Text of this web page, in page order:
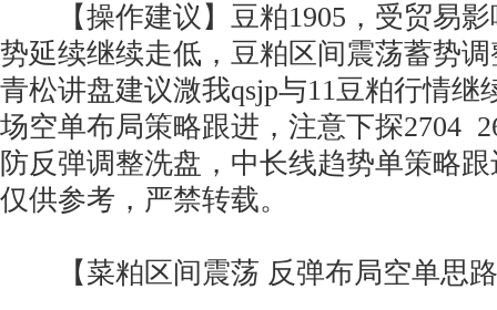
【操作建议】豆粕1905，受贸易影
势延续继续走低，豆粕区间震荡蓄势
青松讲盘建议溦我qsjp与11豆粕行情继
场空单布局策略跟进，注意下探2704
防反弹调整洗盘，中长线趋势单策略
仅供参考，严禁转载。
【菜粕区间震荡 反弹布局空单思